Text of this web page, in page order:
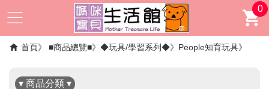
0
首頁 ■商品總覽■ ◆玩具/學習系列◆ People知育玩具
▾ 商品分類 ▾
✖